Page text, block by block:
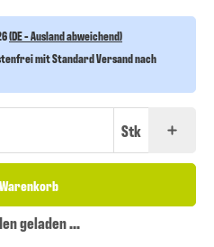
(DE - Ausland abweichend)
mit Standard Versand nach
Stk
geladen ...